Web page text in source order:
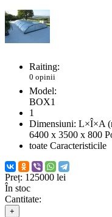
Raiting:
0 opinii
Model:
BOX1
1
Dimensiuni: L×Î×A
6400 x 3500 x 800
toate Caracteristicile
Preț: 125000 lei
În stoc
Cantitate:
+